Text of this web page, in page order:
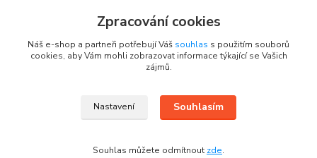
+420 725 613 837
info@rajklubicek.cz
Zpracování cookies
Náš e-shop a partneři potřebují Váš souhlas s použitím souborů
cookies, aby Vám mohli zobrazovat informace týkající se Vašich
zájmů.
Nastavení Souhlasím
Souhlas můžete odmítnout zde.